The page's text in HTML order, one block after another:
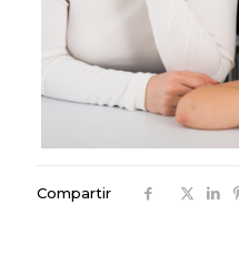
Compartir